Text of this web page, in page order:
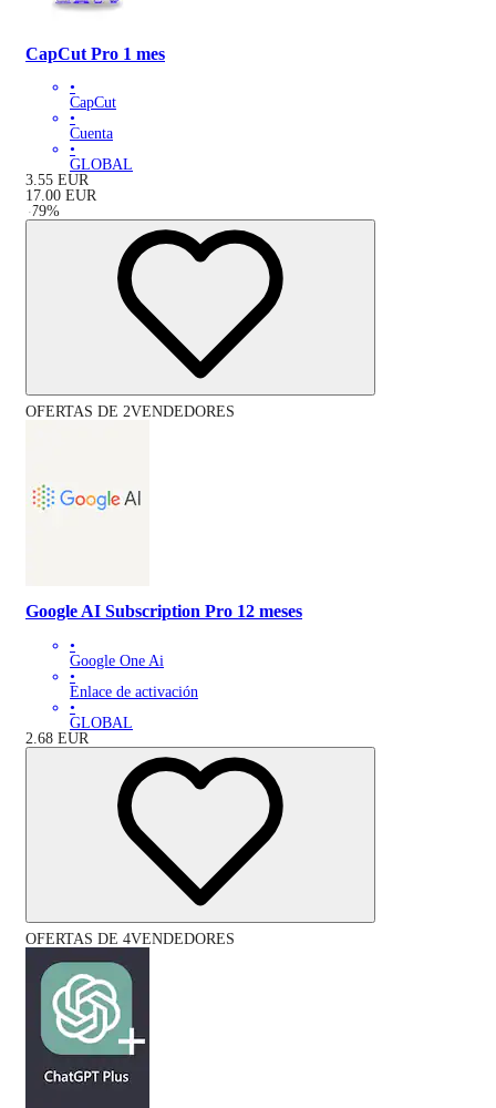
CapCut Pro 1 mes
•
CapCut
•
Cuenta
•
GLOBAL
3.55 EUR
17.00 EUR
-79%
OFERTAS DE 2VENDEDORES
Google AI Subscription Pro 12 meses
•
Google One Ai
•
Enlace de activación
•
GLOBAL
2.68 EUR
OFERTAS DE 4VENDEDORES